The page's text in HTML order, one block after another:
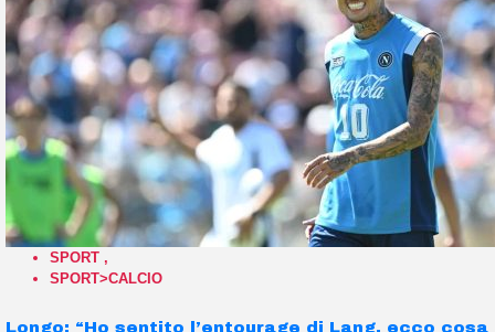
SPORT ,
SPORT>CALCIO
Longo: “Ho sentito l’entourage di Lang, ecco cosa